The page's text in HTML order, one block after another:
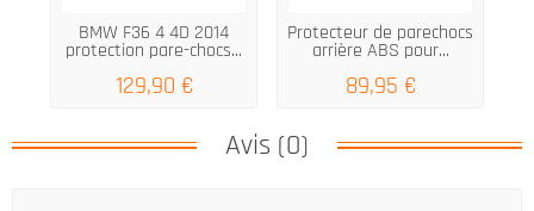
BMW F36 4 4D 2014
protection pare-chocs...
129,90 €
Protecteur de parechocs
arrière ABS pour...
89,95 €
Avis (0)